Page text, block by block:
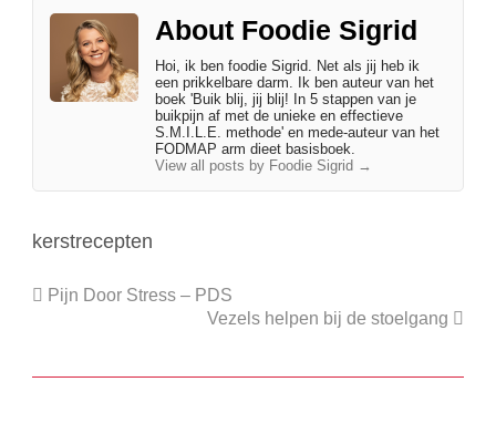
About Foodie Sigrid
Hoi, ik ben foodie Sigrid. Net als jij heb ik
een prikkelbare darm. Ik ben auteur van het
boek 'Buik blij, jij blij! In 5 stappen van je
buikpijn af met de unieke en effectieve
S.M.I.L.E. methode' en mede-auteur van het
FODMAP arm dieet basisboek.
View all posts by Foodie Sigrid →
kerstrecepten
Pijn Door Stress – PDS
Vezels helpen bij de stoelgang